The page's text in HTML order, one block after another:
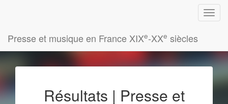
Presse et musique en France XIXe-XXe siècles
Résultats | Presse et